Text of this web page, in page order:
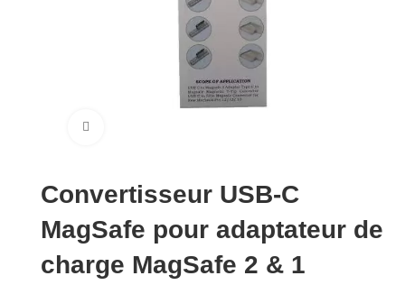
Convertisseur USB-C
MagSafe pour adaptateur de
charge MagSafe 2 & 1